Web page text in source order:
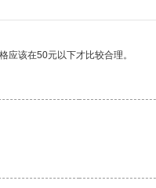
应该在50元以下才比较合理。